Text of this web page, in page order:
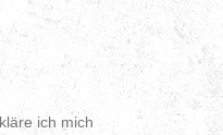
ich mich